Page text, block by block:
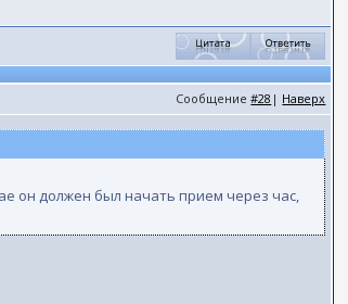
Сообщение#28 | Наверх
он должен был начать прием через час,